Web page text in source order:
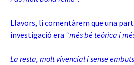
Llavors, li comentàrem que una
investigació era “més bé teòrica i
La resta, molt vivencial i sense